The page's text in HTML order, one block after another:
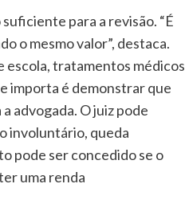
para a revisão. “É
o mesmo valor”, destaca.
escola, tratamentos médicos
importa é demonstrar que
advogada. O juiz pode
involuntário, queda
pode ser concedido se o
uma renda